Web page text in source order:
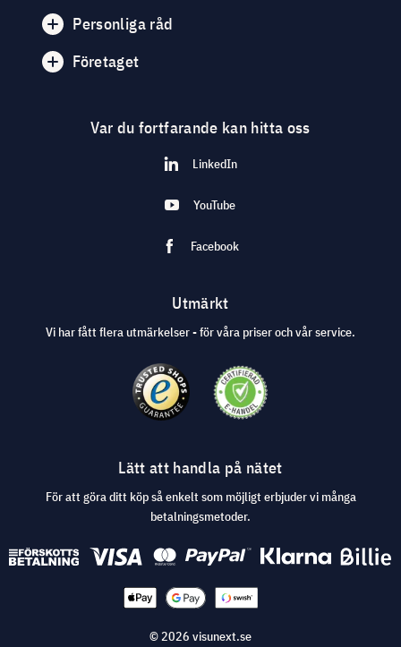
Personliga råd
Företaget
Var du fortfarande kan hitta oss
LinkedIn
YouTube
Facebook
Utmärkt
Vi har fått flera utmärkelser - för våra priser och vår service.
Lätt att handla på nätet
För att göra ditt köp så enkelt som möjligt erbjuder vi många
betalningsmetoder.
© 2026 visunext.se